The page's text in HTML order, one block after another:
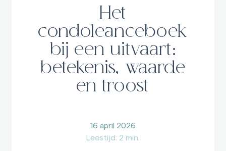
Het
condoleanceboek
bij een uitvaart:
betekenis, waarde
en troost
16 april 2026
Leestijd: 2 min.